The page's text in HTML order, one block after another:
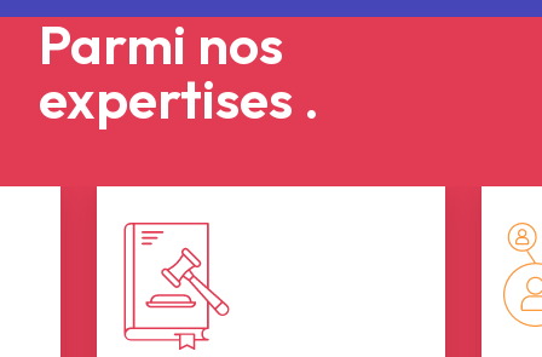
Parmi nos
expertises .